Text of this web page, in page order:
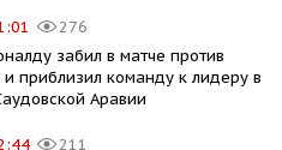
276
забил в матче против
и приблизил команду к лидеру в
Аравии
211